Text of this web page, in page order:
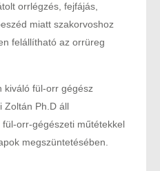
orrlégzés, fejfájás,
miatt szakorvoshoz
felállítható az orrüreg
kiváló fül-orr gégész
Zoltán Ph.D áll
orr-gégészeti műtétekkel
megszüntetésében.